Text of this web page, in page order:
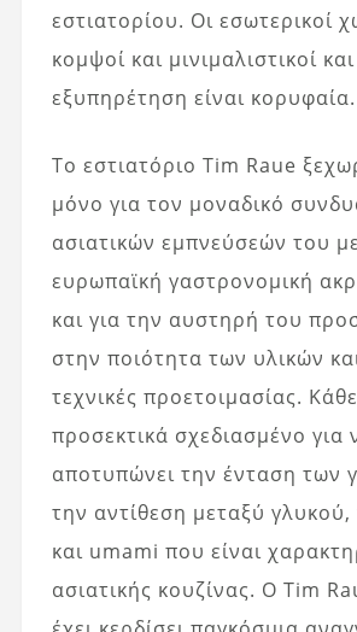
εστιατορίου. Οι εσωτερικοί
κομψοί και μινιμαλιστικοί
εξυπηρέτηση είναι κορυφαία.
Το εστιατόριο Tim Raue
μόνο για τον μοναδικό
ασιατικών εμπνεύσεών του
ευρωπαϊκή γαστρονομική
και για την αυστηρή του
στην ποιότητα των υλικών
τεχνικές προετοιμασίας.
προσεκτικά σχεδιασμένο για
αποτυπώνει την ένταση των
την αντίθεση μεταξύ γλυκού,
και umami που είναι
ασιατικής κουζίνας. Ο Tim